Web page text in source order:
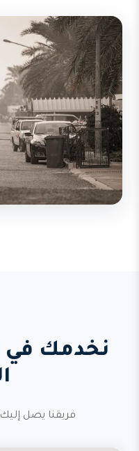
نخدمك في
فريقنا يصل